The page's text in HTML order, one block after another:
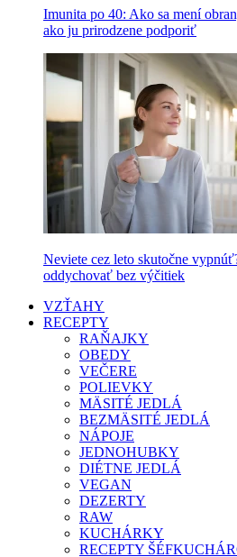
Imunita po 40: Ako sa mení
ako ju prirodzene podporiť
Neviete cez leto skutočne
oddychovať bez výčitiek
VZŤAHY
RECEPTY
RAŇAJKY
OBEDY
VEČERE
POLIEVKY
MÄSITÉ JEDLÁ
BEZMÄSITÉ JEDLÁ
NÁPOJE
JEDNOHUBKY
DIÉTNE JEDLÁ
VEGAN
DEZERTY
RAW
KUCHÁRKY
RECEPTY